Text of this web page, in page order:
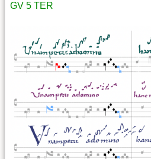
GV 5 TER